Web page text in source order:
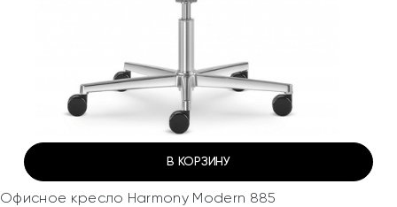
В КОРЗИНУ
Офисное кресло Harmony Modern 885